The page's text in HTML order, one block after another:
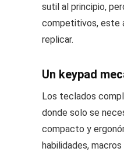
sutil al principio,
competitivos, este
replicar.
Un keypad
Los teclados
donde solo se
compacto y
habilidades,